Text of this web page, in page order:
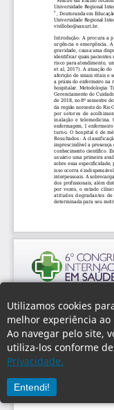
Utilizamos cookies
melhor experiência
Ao navegar pelo site,
utiliza-los conforme
Privacidade.
Entendi!